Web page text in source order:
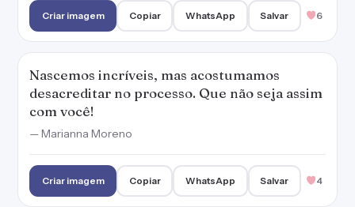
Criar imagem Copiar WhatsApp Salvar 6
Nascemos incríveis, mas acostumamos
desacreditar no processo. Que não seja assim
com você!
— Marianna Moreno
Criar imagem Copiar WhatsApp Salvar 4